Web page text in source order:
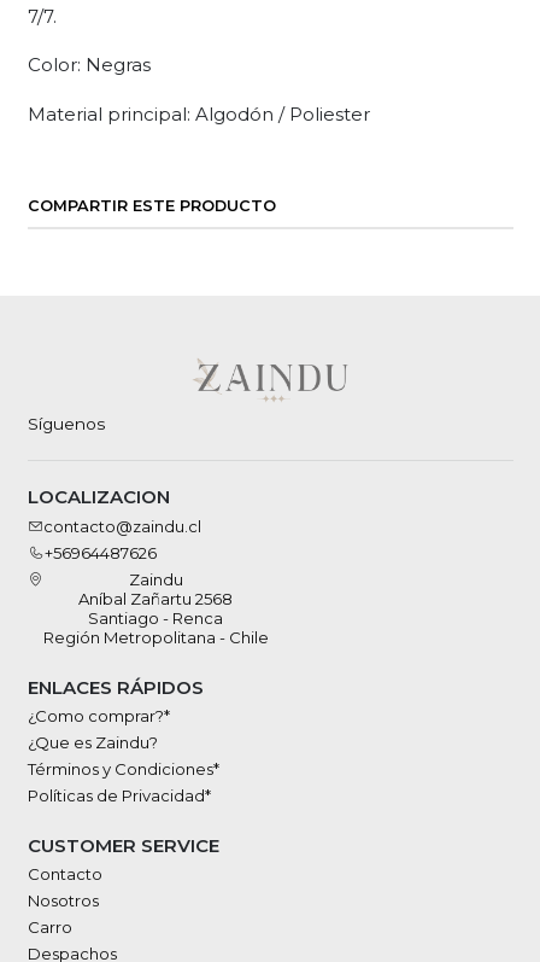
7/7.
Color: Negras
Material principal: Algodón / Poliester
COMPARTIR ESTE PRODUCTO
Síguenos
LOCALIZACION
contacto@zaindu.cl
+56964487626
Zaindu
Aníbal Zañartu 2568
Santiago - Renca
Región Metropolitana - Chile
ENLACES RÁPIDOS
¿Como comprar?*
¿Que es Zaindu?
Términos y Condiciones*
Políticas de Privacidad*
CUSTOMER SERVICE
Contacto
Nosotros
Carro
Despachos